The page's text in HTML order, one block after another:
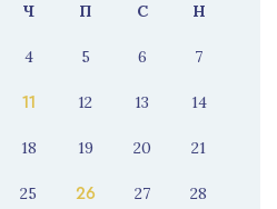
Ч П С Н
4 5 6 7
11 12 13 14
18 19 20 21
25 26 27 28